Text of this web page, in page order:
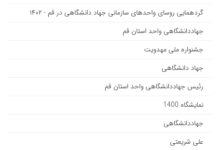
گردهمایی روسای واحد‌های سازمانی جهاد دانشگاهی در قم - ۱۴۰۲
جهاددانشگاهی واحد استان قم
جشنواره ملی مهدویت
جهاد دانشگاهی
رئیس جهاددانشگاهی واحد استان قم
نمایشگاه 1400
جهاددانشگاهی
علی شریعتی